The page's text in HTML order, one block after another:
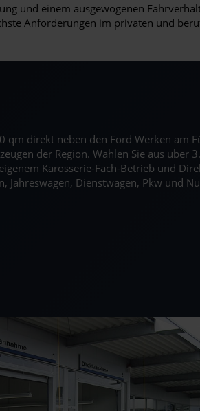
und einem ausgewogenen
Anforderungen im privaten und
direkt neben den Ford Werken am
der Region. Wählen Sie aus über
Karosserie-Fach-Betrieb und
Dienstwagen, Pkw und